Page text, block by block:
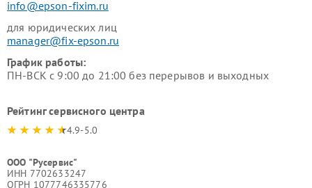
info@epson-fixim.ru
для юридических лиц
manager@fix-epson.ru
График работы:
ПН-ВСК с 9:00 до 21:00 без перерывов и выходных
Рейтинг сервисного центра
4.9-5.0
ООО "Русервис"
ИНН 7702633247
ОГРН 1077746335776